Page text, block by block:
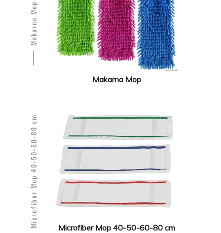
Makarna Mop
Makarna Mop
Microfiber Mop 40-50-60-80 cm Microfiber Mop 40-50-60-80 cm